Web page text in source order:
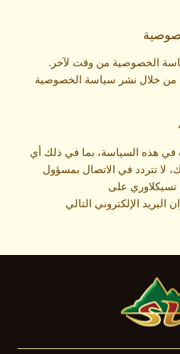
الخصوصية من وقت لآخر.
من خلال نشر سياسة الخصوصية
في هذه السياسة، بما في ذلك أي
لا تتردد في الاتصال بمسؤول
تسيكلاوري على
البريد الإلكتروني التالي